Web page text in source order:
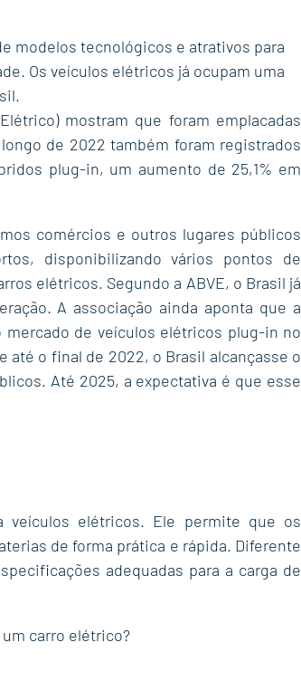
modelos tecnológicos e atrativos para
Os veículos elétricos já ocupam uma
mostram que foram emplacadas
de 2022 também foram registrados
plug-in, um aumento de 25,1% em
comércios e outros lugares públicos
disponibilizando vários pontos de
elétricos. Segundo a ABVE, o Brasil já
A associação ainda aponta que a
mercado de veículos elétricos plug-in no
até o final de 2022, o Brasil alcançasse o
Até 2025, a expectativa é que esse
veículos elétricos. Ele permite que os
de forma prática e rápida. Diferente
adequadas para a carga de
carro elétrico?